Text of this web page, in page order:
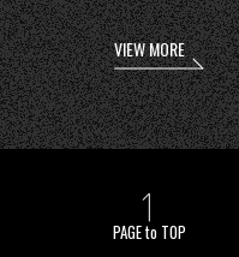
VIEW MORE
PAGE to TOP